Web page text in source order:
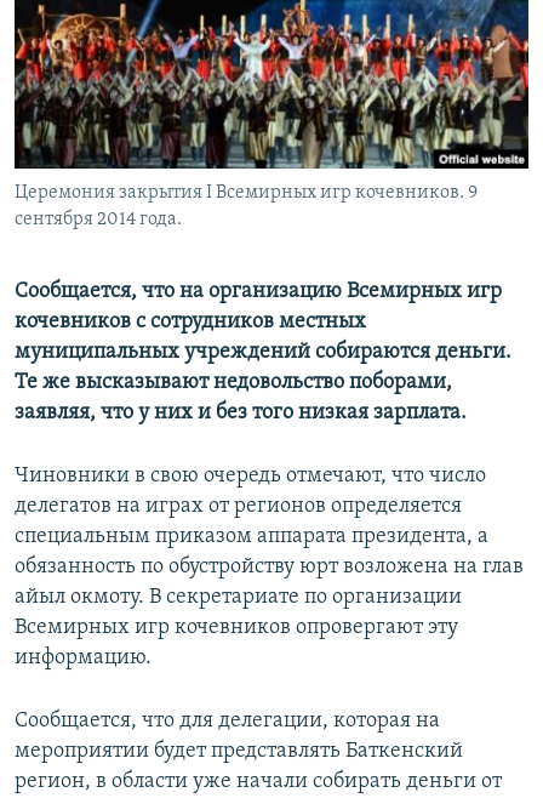
Церемония закрытия I Всемирных игр кочевников. 9
сентября 2014 года.
Сообщается, что на организацию Всемирных игр
кочевников с сотрудников местных
муниципальных учреждений собираются деньги.
Те же высказывают недовольство поборами,
заявляя, что у них и без того низкая зарплата.
Чиновники в свою очередь отмечают, что число
делегатов на играх от регионов определяется
специальным приказом аппарата президента, а
обязанность по обустройству юрт возложена на глав
айыл окмоту. В секретариате по организации
Всемирных игр кочевников опровергают эту
информацию.
Сообщается, что для делегации, которая на
мероприятии будет представлять Баткенский
регион, в области уже начали собирать деньги от